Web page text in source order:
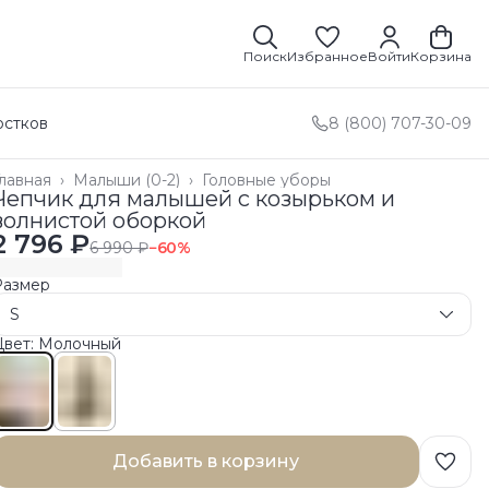
ПоискИзбранноеВойтиКорзина
8 (800) 707-30-09
Головные уборы
Малыши (0-2) ›
›
для малышей с козырьком и
оборкой
796 ₽6 990 ₽−60%
S
Молочный
Добавить в корзину